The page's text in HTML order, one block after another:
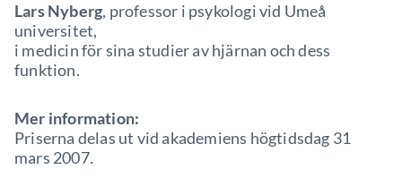
Lars Nyberg, professor i psykologi vid Umeå
universitet,
i medicin för sina studier av hjärnan och dess
funktion.
Mer information:
Priserna delas ut vid akademiens högtidsdag 31
mars 2007.